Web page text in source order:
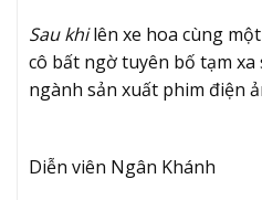
Sau khilên xe hoa cùng
cô bất ngờ tuyên bố tạm
ngành sản xuất phim điện
Diễn viên Ngân Khánh